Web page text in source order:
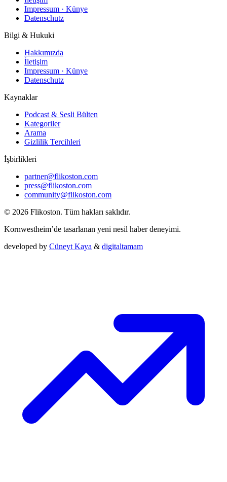
Impressum · Künye
Datenschutz
Bilgi & Hukuki
Hakkımızda
İletişim
Impressum · Künye
Datenschutz
Kaynaklar
Podcast & Sesli Bülten
Kategoriler
Arama
Gizlilik Tercihleri
İşbirlikleri
partner@flikoston.com
press@flikoston.com
community@flikoston.com
© 2026 Flikoston. Tüm hakları saklıdır.
Kornwestheim’de tasarlanan yeni nesil haber deneyimi.
developed by Cüneyt Kaya & digitaltamam